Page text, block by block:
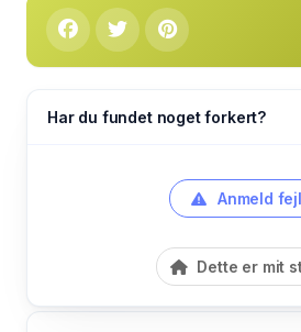
Har du fundet noget forkert?
Anmeld fejl
Dette er mit